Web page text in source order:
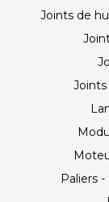
Joints de
Paliers